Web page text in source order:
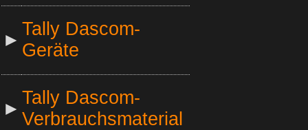
►
Tally Dascom-
Geräte
►
Tally Dascom-
Verbrauchsmaterial